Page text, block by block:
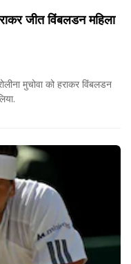
जीत विंबलडन महिला
मुचोवा को हराकर विंबलडन